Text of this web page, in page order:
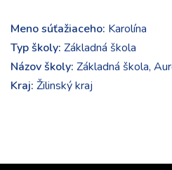
Meno súťažiaceho: Karolína
Typ školy: Základná škola
Názov školy: Základná škola,
Kraj: Žilinský kraj